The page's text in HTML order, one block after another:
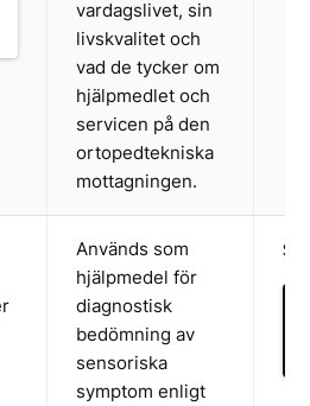
vardagslivet, sin
livskvalitet och
vad de tycker om
hjälpmedlet och
servicen på den
ortopedtekniska
mottagningen.
Används som
hjälpmedel för
diagnostisk
bedömning av
sensoriska
symptom enligt